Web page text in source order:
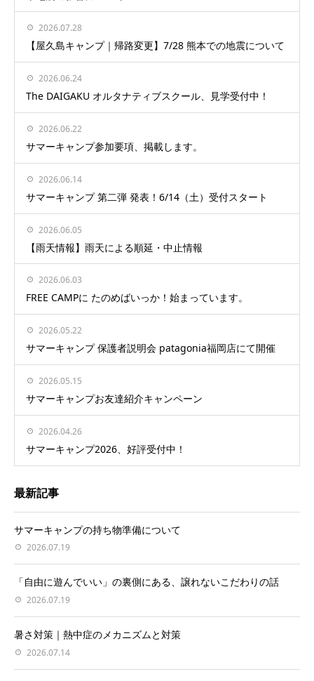
2026.07.28
【屋久島キャンプ｜帰路変更】7/28 熊本での地震について
2026.06.24
The DAIGAKU オルタナティブスクール、見学受付中！
2026.06.22
サマーキャンプ参加要項、掲載します。
2026.06.14
サマーキャンプ 第二弾 発表！6/14（土）受付スタート
2026.06.05
【雨天情報】雨天による順延・中止情報
2026.06.03
FREE CAMPに たのめばいっか！始まっています。
2026.05.22
サマーキャンプ 保護者説明会 patagonia福岡店にて開催
2026.05.15
サマーキャンプお友達紹介キャンペーン
2026.04.26
サマーキャンプ2026、好評受付中！
最新記事
サマーキャンプの持ち物準備について
2026.07.19
「自由に遊んでいい」の裏側にある、譲れないこだわりの話
2026.07.19
暑さ対策｜熱中症のメカニズムと対策
2026.07.14